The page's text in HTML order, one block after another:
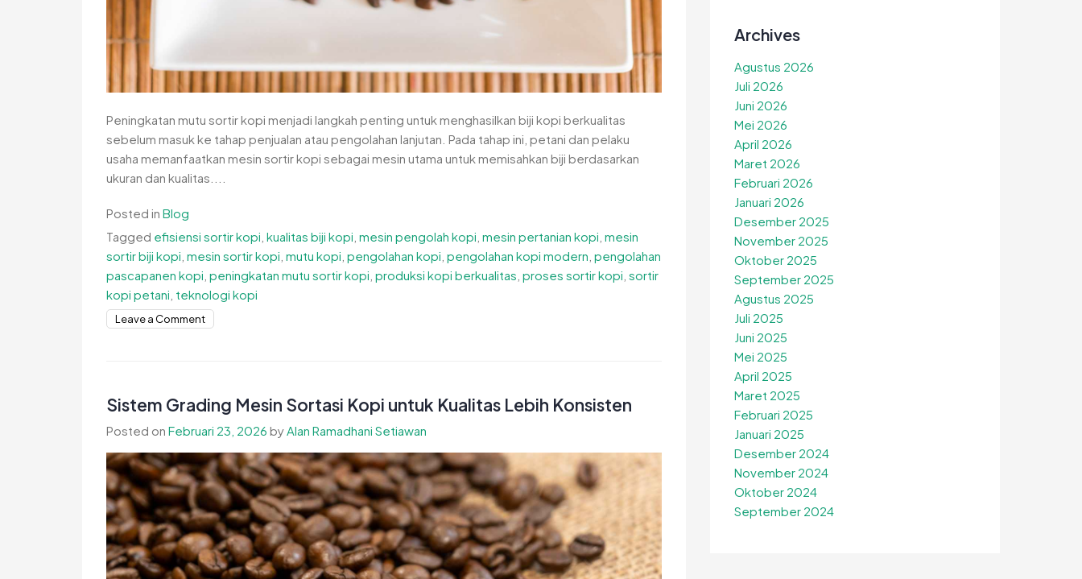
Peningkatan mutu sortir kopi menjadi langkah penting untuk menghasilkan biji kopi berkualitas
sebelum masuk ke tahap penjualan atau pengolahan lanjutan. Pada tahap ini, petani dan pelaku
usaha memanfaatkan mesin sortir kopi sebagai mesin utama untuk memisahkan biji berdasarkan
ukuran dan kualitas....
Posted in Blog
Tagged efisiensi sortir kopi kualitas biji kopi mesin pengolah kopi mesin pertanian kopi mesin
sortir biji kopi mesin sortir kopi mutu kopi pengolahan kopi pengolahan kopi modern pengolahan
pascapanen kopi peningkatan mutu sortir kopi produksi kopi berkualitas proses sortir kopi sortir
kopi petani teknologi kopi
Leave a Commenton
untuk
Hasil
Lebih
Konsisten
Sistem Grading Mesin Sortasi Kopi untuk Kualitas Lebih Konsisten
Posted on Februari 23, 2026 byAlan Ramadhani Setiawan
Archives
Agustus 2026
Juli 2026
Juni 2026
Mei 2026
April 2026
Maret 2026
Februari 2026
Januari 2026
Desember 2025
November 2025
Oktober 2025
September 2025
Agustus 2025
Juli 2025
Juni 2025
Mei 2025
April 2025
Maret 2025
Februari 2025
Januari 2025
Desember 2024
November 2024
Oktober 2024
September 2024